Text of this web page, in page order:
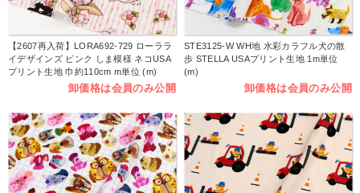
【2607再入荷】LORA692-729 ローララ
イデザインズ ピンク しま模様 ネコUSA
プリント生地 巾約110cm m単位 (m)
卸価格は会員のみ公開
STE3125-W WH地 水彩カラフル犬の散
歩 STELLA USAプリント生地 1m単位
(m)
卸価格は会員のみ公開